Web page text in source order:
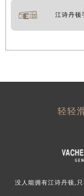
江诗丹顿
轻轻
没人能拥有江诗丹顿,